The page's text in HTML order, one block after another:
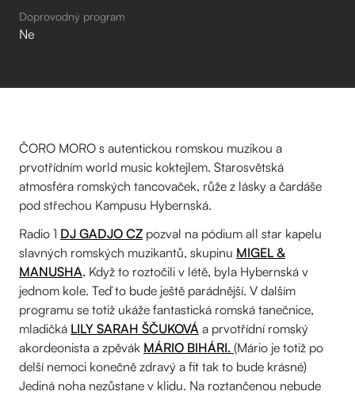
Doprovodný program
Ne
ČORO MORO s autentickou romskou muzikou a
prvotřídním world music koktejlem. Starosvětská
atmosféra romských tancovaček, růže z lásky a čardáše
pod střechou Kampusu Hybernská.
Radio 1 DJ GADJO CZ pozval na pódium all star kapelu
slavných romských muzikantů, skupinu MIGEL &
MANUSHA. Když to roztočili v létě, byla Hybernská v
jednom kole. Teď to bude ještě parádnější. V dalším
programu se totiž ukáže fantastická romská tanečnice,
mladičká LILY SARAH ŠČUKOVÁ a prvotřídní romský
akordeonista a zpěvák MÁRIO BIHÁRI. (Mário je totiž po
delší nemoci konečně zdravý a fit tak to bude krásné)
Jediná noha nezůstane v klidu. Na roztančenou nebude